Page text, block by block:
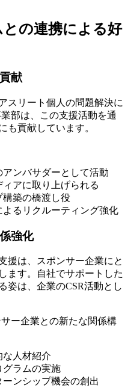
の連携による好
献
スリート個人の問題解決に
部は、この支援活動を通
も貢献しています。
ンバサダーとして活動
アに取り上げられる
築の橋渡し役
るリクルーティング強化
強化
援は、スポンサー企業にと
ます。自社でサポートした
姿は、企業のCSR活動とし
ー企業との新たな関係構
な人材紹介
グラムの実施
ンシップ機会の創出